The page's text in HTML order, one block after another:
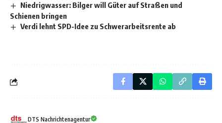
Niedrigwasser: Bilger will Güter auf Straßen und
Schienen bringen
Verdi lehnt SPD-Idee zu Schwerarbeitsrente ab
DTS Nachrichtenagentur